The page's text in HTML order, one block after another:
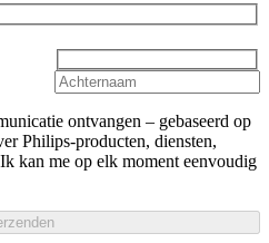
ontvangen – gebaseerd op
Philips-producten, diensten,
kan me op elk moment eenvoudig